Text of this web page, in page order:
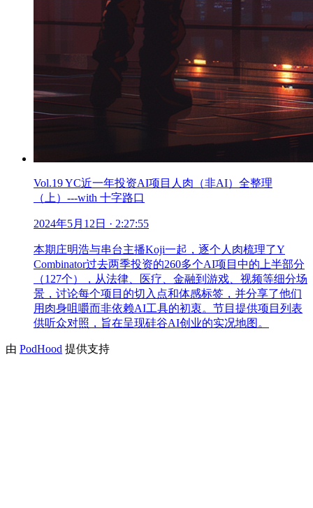
Vol.19 YC近一年投资AI项目人肉（非AI）全整理
（上）---with 十字路口
2024年5月12日 · 2:27:55
本期庄明浩与串台主播Koji一起，逐个人肉梳理了Y
Combinator过去两季投资的260多个AI项目中的上半部分
（127个），从法律、医疗、金融到游戏、视频等细分场
景，讨论每个项目的切入点和体感标签，并分享了他们
用肉身咀嚼而非依赖AI工具的初衷。节目提供项目列表
供听众对照，旨在呈现硅谷AI创业的实况地图。
由 PodHood 提供支持